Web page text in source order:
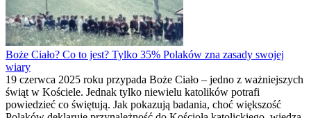
Boże Ciało? Co to jest? Tylko 35% Polaków zna zasady swojej
wiary
19 czerwca 2025 roku przypada Boże Ciało – jedno z ważniejszych
świąt w Kościele. Jednak tylko niewielu katolików potrafi
powiedzieć co świętują. Jak pokazują badania, choć większość